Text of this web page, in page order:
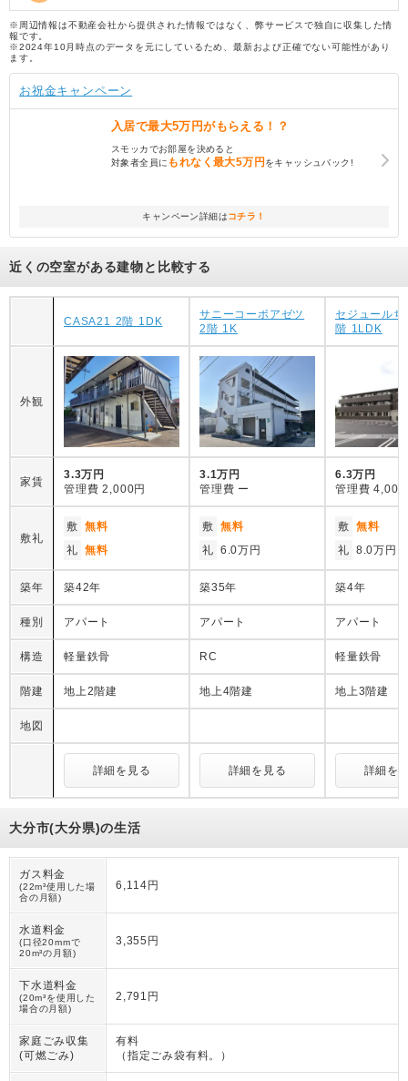
※周辺情報は不動産会社から提供された情報ではなく、弊サービスで独自に収集した情
報です。
※2024年10月時点のデータを元にしているため、最新および正確でない可能性があり
ます。
お祝金キャンペーン
入居で最大5万円がもらえる！？
スモッカでお部屋を決めると
対象者全員に もれなく最大5万円をキャッシュバック!
キャンペーン詳細はコチラ！
近くの空室がある建物と比較する
CASA21 2階 1DK
サニーコーポアゼツ
2階 1K
セジュール
階 1LDK
外観
家賃
3.3万円
管理費 2,000円
3.1万円
管理費 ー
6.3万円
管理費 4,000
敷礼
敷 無料
礼 無料
敷 無料
礼 6.0万円
敷 無料
礼 8.0万円
築年 築42年 築35年 築4年
種別 アパート アパート アパート
構造 軽量鉄骨 RC 軽量鉄骨
階建 地上2階建 地上4階建 地上3階建
地図
詳細を見る 詳細を見る 詳細を
大分市(大分県)の生活
ガス料金
(22m³使用した場
合の月額)
6,114円
水道料金
(口径20mmで
20m³の月額)
3,355円
下水道料金
(20m³を使用した
場合の月額)
2,791円
家庭ごみ収集
(可燃ごみ)
有料
（ 指定ごみ袋有料。 ）